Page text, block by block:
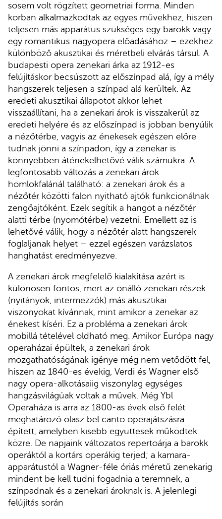
sosem volt rögzített geometriai forma. Minden
korban alkalmazkodtak az egyes művekhez, hiszen
teljesen más apparátus szükséges egy barokk vagy
egy romantikus nagyopera előadásához – ezekhez
különböző akusztikai és méretbeli elvárás társul. A
budapesti opera zenekari árka az 1912-es
felújításkor becsúszott az előszínpad alá, így a mély
hangszerek teljesen a színpad alá kerültek. Az
eredeti akusztikai állapotot akkor lehet
visszaállítani, ha a zenekari árok is visszakerül az
eredeti helyére és az előszínpad is jobban benyúlik
a nézőtérbe, vagyis az énekesek egészen előre
tudnak jönni a színpadon, így a zenekar is
könnyebben áténekelhetővé válik számukra. A
legfontosabb változás a zenekari árok
homlokfalánál található: a zenekari árok és a
nézőtér közötti falon nyitható ajtók funkcionálnak
zengőajtóként. Ezek segítik a hangot a nézőtér
alatti térbe (nyomótérbe) vezetni. Emellett az is
lehetővé válik, hogy a nézőtér alatt hangszerek
foglaljanak helyet – ezzel egészen varázslatos
hanghatást eredményezve.
A zenekari árok megfelelő kialakítása azért is
különösen fontos, mert az önálló zenekari részek
(nyitányok, intermezzók) más akusztikai
viszonyokat kívánnak, mint amikor a zenekar az
énekest kíséri. Ez a probléma a zenekari árok
mobillá tételével oldható meg. Amikor Európa nagy
operaházai épültek, a zenekari árok
mozgathatóságának igénye még nem vetődött fel,
hiszen az 1840-es évekig, Verdi és Wagner első
nagy opera-alkotásaiig viszonylag egységes
hangzásvilágúak voltak a művek. Még Ybl
Operaháza is arra az 1800-as évek első felét
meghatározó olasz bel canto operajátszásra
épített, amelyben kisebb együttesek működtek
közre. De napjaink változatos repertoárja a barokk
operáktól a kortárs operákig terjed; a kamara-
apparátustól a Wagner-féle óriás méretű zenekarig
mindent be kell tudni fogadnia a teremnek, a
színpadnak és a zenekari ároknak is. A jelenlegi
felújítás során